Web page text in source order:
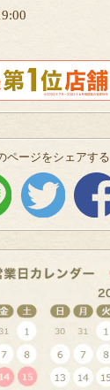
ページをシェアする